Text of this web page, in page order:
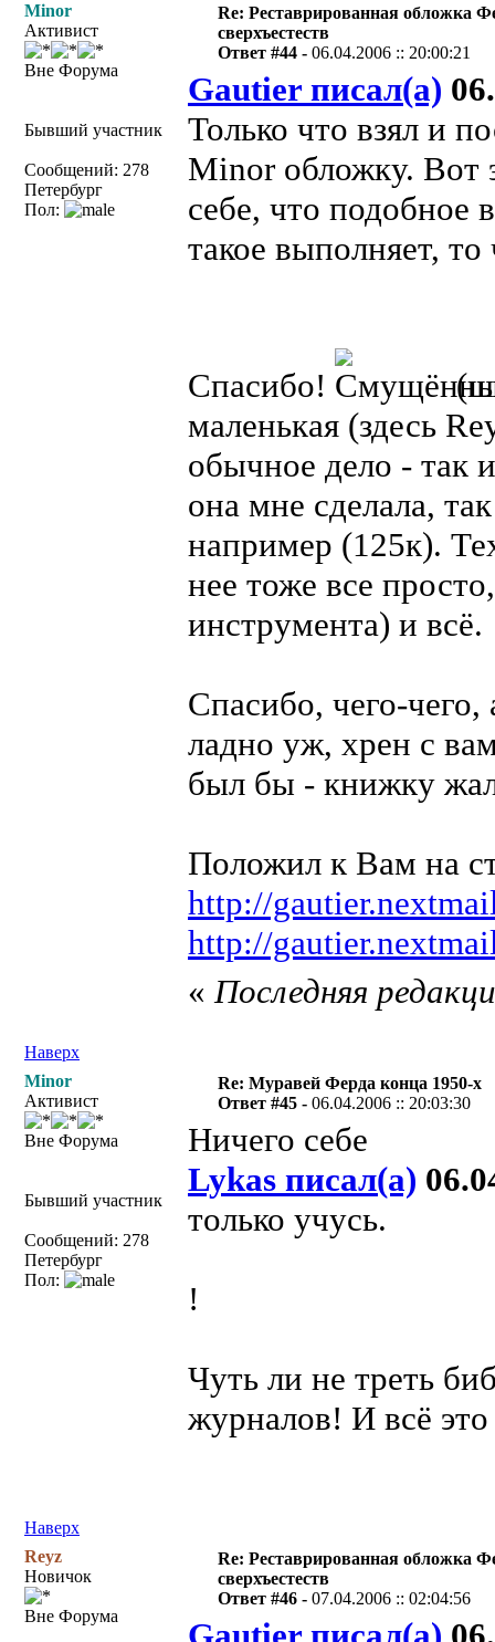
Minor
Активист
Вне Форума
Бывший участник
Сообщений: 278
Петербург
Пол:
Re: Реставрированная обложка
сверхъестеств
Ответ #44 -06.04.2006 :: 20:00:21
Gautier писал(а)
Только что взял и
Minor обложку. Вот
себе, что
такое выполняет,
Спасибо!
маленькая (здесь
обычное дело - так
она мне сделала,
например (125к).
нее тоже все
инструмента) и всё.
Спасибо, чего-
ладно уж, хрен с
был бы - книжку
Положил к Вам на
http://
http://
Наверх
«Последняя
Minor
Активист
Вне Форума
Бывший участник
Сообщений: 278
Петербург
Пол:
Re: Муравей Ферда конца 1950-х
Ответ #45 -06.04.2006 :: 20:03:30
Ничего себе
Lykas писал(а)
только учусь.
!
Чуть ли не треть
журналов! И всё
Наверх
Reyz
Новичок
Вне Форума
Re: Реставрированная обложка
сверхъестеств
Ответ #46 -07.04.2006 :: 02:04:56